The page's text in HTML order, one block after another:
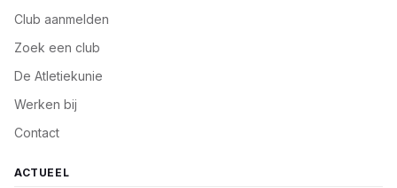
Club aanmelden
Zoek een club
De Atletiekunie
Werken bij
Contact
ACTUEEL